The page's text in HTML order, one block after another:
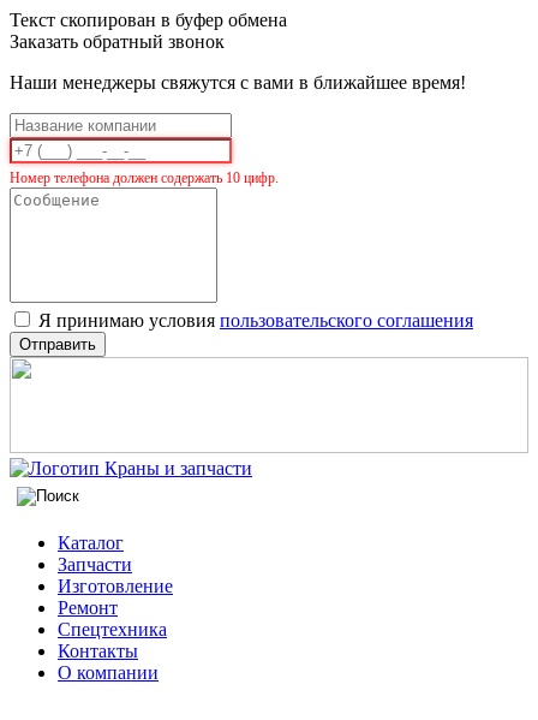
Текст скопирован в буфер обмена
Заказать обратный звонок
Наши менеджеры свяжутся с вами в ближайшее время!
Номер телефона должен содержать 10 цифр.
Я принимаю условия пользовательского соглашения
Отправить
Каталог
Запчасти
Изготовление
Ремонт
Спецтехника
Контакты
О компании